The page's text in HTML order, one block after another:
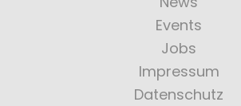
Events
Jobs
Impressum
Datenschutz